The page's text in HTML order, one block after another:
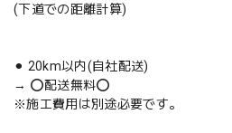
(下道での距離計算)
⚫︎ 20km以内(自社配送)
→ ⭕️配送無料⭕️
※施工費用は別途必要です。